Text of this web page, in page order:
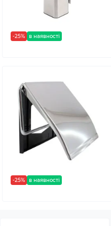
-25% в наявності
-25% в наявності